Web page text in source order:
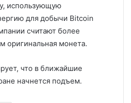
использующую
для добычи Bitcoin
считают более
оригинальная монета.
что в ближайшие
начнется подъем.